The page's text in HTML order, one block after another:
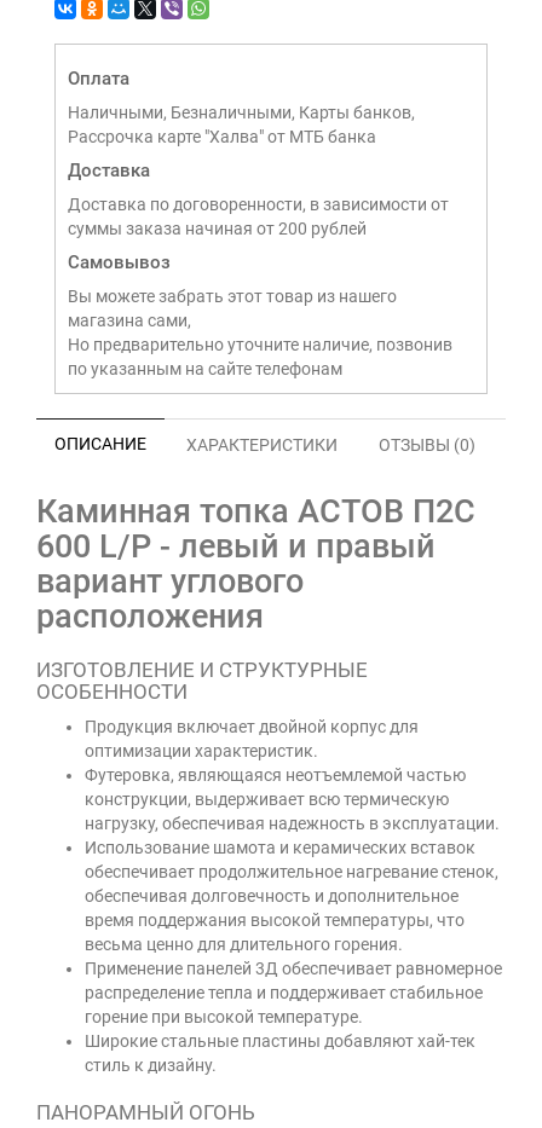
Оплата
Наличными, Безналичными, Карты банков,
Рассрочка карте "Халва" от МТБ банка
Доставка
Доставка по договоренности, в зависимости от
суммы заказа начиная от 200 рублей
Самовывоз
Вы можете забрать этот товар из нашего
магазина сами,
Но предварительно уточните наличие, позвонив
по указанным на сайте телефонам
ОПИСАНИЕ ХАРАКТЕРИСТИКИ ОТЗЫВЫ (0)
Каминная топка АСТОВ П2С
600 L/P - левый и правый
вариант углового
расположения
ИЗГОТОВЛЕНИЕ И СТРУКТУРНЫЕ
ОСОБЕННОСТИ
Продукция включает двойной корпус для
оптимизации характеристик.
Футеровка, являющаяся неотъемлемой частью
конструкции, выдерживает всю термическую
нагрузку, обеспечивая надежность в эксплуатации.
Использование шамота и керамических вставок
обеспечивает продолжительное нагревание стенок,
обеспечивая долговечность и дополнительное
время поддержания высокой температуры, что
весьма ценно для длительного горения.
Применение панелей 3Д обеспечивает равномерное
распределение тепла и поддерживает стабильное
горение при высокой температуре.
Широкие стальные пластины добавляют хай-тек
стиль к дизайну.
ПАНОРАМНЫЙ ОГОНЬ